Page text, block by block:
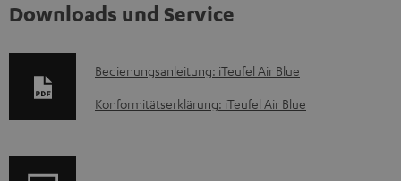
Downloads und Service
D
o
Bedienungsanleitung: iTeufel Air Blue
Konformitätserklärung: iTeufel Air Blue